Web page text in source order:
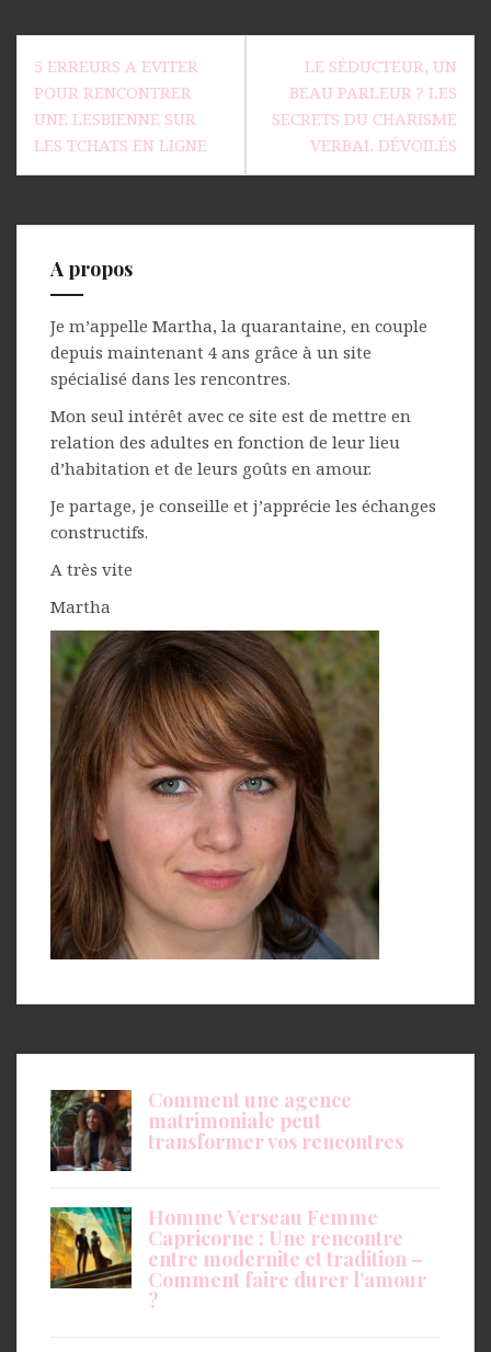
Navigation
de
l’article
5 ERREURS A EVITER
POUR RENCONTRER
UNE LESBIENNE SUR
LES TCHATS EN LIGNE
LE SÉDUCTEUR, UN
BEAU PARLEUR ? LES
SECRETS DU CHARISME
VERBAL DÉVOILÉS
A propos
Je m’appelle Martha, la quarantaine, en couple
depuis maintenant 4 ans grâce à un site
spécialisé dans les rencontres.
Mon seul intérêt avec ce site est de mettre en
relation des adultes en fonction de leur lieu
d’habitation et de leurs goûts en amour.
Je partage, je conseille et j’apprécie les échanges
constructifs.
A très vite
Martha
Comment une agence
matrimoniale peut
transformer vos rencontres
Homme Verseau Femme
Capricorne : Une rencontre
entre modernite et tradition –
Comment faire durer l’amour
?